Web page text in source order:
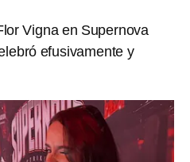
Vigna en Supernova
efusivamente y